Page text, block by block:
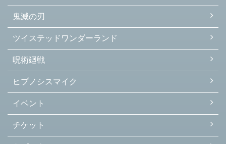
鬼滅の刃
ツイステッドワンダーランド
呪術廻戦
ヒプノシスマイク
イベント
チケット